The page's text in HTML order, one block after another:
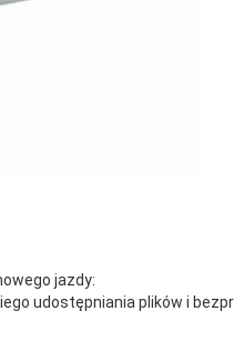
jazdy:
udostępniania plików i